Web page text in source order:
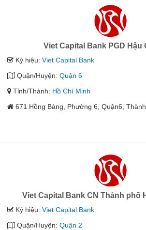
Viet Capital Bank PGD Hậu
Ký hiệu: Viet Capital Bank
Quận/Huyện: Quận 6
Tỉnh/Thành: Hồ Chí Minh
671 Hồng Bàng, Phường 6, Quận6,
Viet Capital Bank CN Thành phố
Ký hiệu: Viet Capital Bank
Quận/Huyện: Quận 2